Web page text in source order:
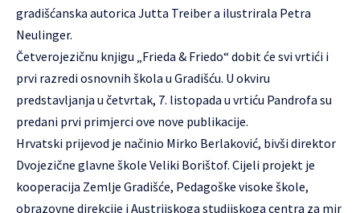
gradišćanska autorica Jutta Treiber a ilustrirala Petra
Neulinger.
Četverojezičnu knjigu „Frieda & Friedo“ dobit će svi vrtići i
prvi razredi osnovnih škola u Gradišću. U okviru
predstavljanja u četvrtak, 7. listopada u vrtiću Pandrofa su
predani prvi primjerci ove nove publikacije.
Hrvatski prijevod je načinio Mirko Berlaković, bivši direktor
Dvojezične glavne škole Veliki Borištof. Cijeli projekt je
kooperacija Zemlje Gradišće, Pedagoške visoke škole,
obrazovne direkcije i Austrijskoga studijskoga centra za mir